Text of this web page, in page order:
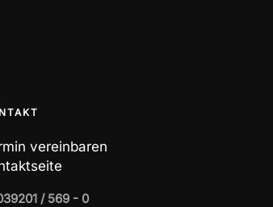
vereinbaren
/ 569 - 0